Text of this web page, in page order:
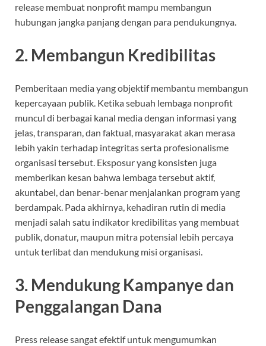
release membuat nonprofit mampu membangun
hubungan jangka panjang dengan para pendukungnya.
2. Membangun Kredibilitas
Pemberitaan media yang objektif membantu membangun
kepercayaan publik. Ketika sebuah lembaga nonprofit
muncul di berbagai kanal media dengan informasi yang
jelas, transparan, dan faktual, masyarakat akan merasa
lebih yakin terhadap integritas serta profesionalisme
organisasi tersebut. Eksposur yang konsisten juga
memberikan kesan bahwa lembaga tersebut aktif,
akuntabel, dan benar-benar menjalankan program yang
berdampak. Pada akhirnya, kehadiran rutin di media
menjadi salah satu indikator kredibilitas yang membuat
publik, donatur, maupun mitra potensial lebih percaya
untuk terlibat dan mendukung misi organisasi.
3. Mendukung Kampanye dan
Penggalangan Dana
Press release sangat efektif untuk mengumumkan